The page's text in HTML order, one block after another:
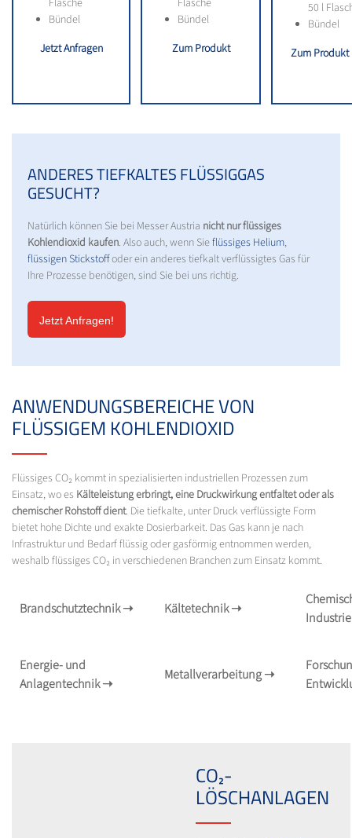
Bündel
Jetzt Anfragen
Bündel
Zum Produkt
50 l
Bündel
Zum Produkt
ANDERES TIEFKALTES FLÜSSIGGAS
GESUCHT?
Natürlich können Sie bei Messer Austria nicht nur flüssiges
Kohlendioxid kaufen. Also auch, wenn Sieflüssiges Helium,
flüssigen Stickstoffoder ein anderes tiefkalt verflüssigtes Gas für
Ihre Prozesse benötigen, sind Sie bei uns richtig.
Jetzt Anfragen!
ANWENDUNGSBEREICHE VON
FLÜSSIGEM KOHLENDIOXID
Flüssiges CO₂ kommt in spezialisierten industriellen Prozessen zum
Einsatz, wo es Kälteleistung erbringt, eine Druckwirkung entfaltet oder als
chemischer Rohstoff dient. Die tiefkalte, unter Druck verflüssigte Form
bietet hohe Dichte und exakte Dosierbarkeit. Das Gas kann je nach
Infrastruktur und Bedarf flüssig oder gasförmig entnommen werden,
weshalb flüssiges CO₂ in verschiedenen Branchen zum Einsatz kommt.
Brandschutztechnik➝ Kältetechnik➝
Energie- und
Anlagentechnik➝
Metallverarbeitung➝
CO₂-
LÖSCHANLAGEN